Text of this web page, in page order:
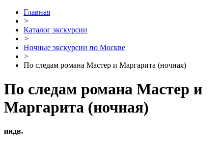
Главная
>
Каталог экскурсии
>
Ночные экскурсии по Москве
>
По следам романа Мастер и Маргарита (ночная)
По следам романа Мастер и
Маргарита (ночная)
индв.